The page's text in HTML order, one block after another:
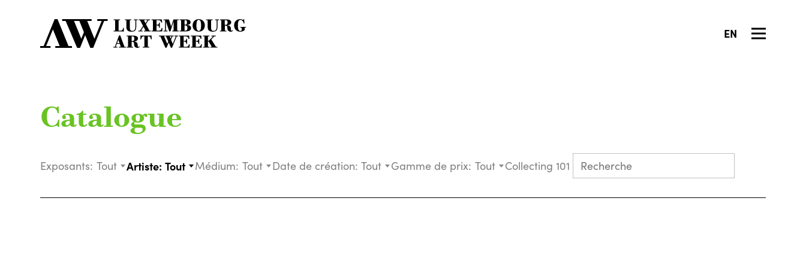
EN
Catalogue
Exposants: Tout Artiste: Tout Médium: Tout Date de création: Tout Gamme de prix: Tout Collecting 101